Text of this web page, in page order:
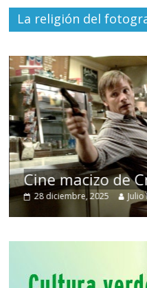
La religión del
Cine macizo de
28 diciembre, 2025